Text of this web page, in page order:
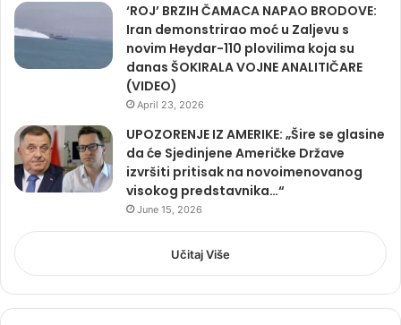
‘ROJ’ BRZIH ČAMACA NAPAO BRODOVE:
Iran demonstrirao moć u Zaljevu s
novim Heydar-110 plovilima koja su
danas ŠOKIRALA VOJNE ANALITIČARE
(VIDEO)
April 23, 2026
UPOZORENJE IZ AMERIKE: „Šire se glasine
da će Sjedinjene Američke Države
izvršiti pritisak na novoimenovanog
visokog predstavnika…“
June 15, 2026
Učitaj Više